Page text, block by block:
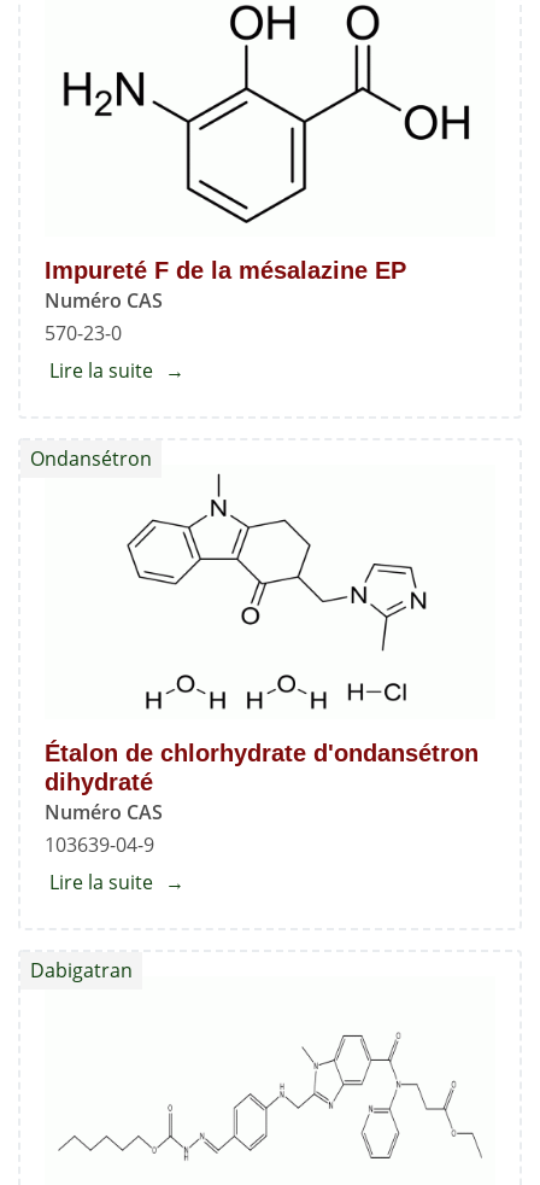
Impureté F de la mésalazine EP
Numéro CAS
570-23-0
Lire la suite about
mésalazine
EP
Étalon de chlorhydrate d'ondansétron
dihydraté
Numéro CAS
103639-04-9
Ondansétron
Lire la suite about
Dabigatran